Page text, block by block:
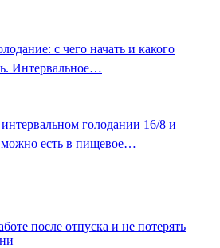
с чего начать и какого
Интервальное…
интервальном голодании 16/8 и
можно есть в пищевое…
после отпуска и не потерять